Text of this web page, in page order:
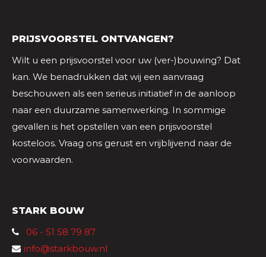
PRIJSVOORSTEL ONTVANGEN?
Wilt u een prijsvoorstel voor uw (ver-)bouwing? Dat
kan. We benadrukken dat wij een aanvraag
beschouwen als een serieus initiatief in de aanloop
naar een duurzame samenwerking. In sommige
gevallen is het opstellen van een prijsvoorstel
kosteloos. Vraag ons gerust en vrijblijvend naar de
voorwaarden.
STARK BOUW
06 - 51 58 79 87
info@starkbouw.nl